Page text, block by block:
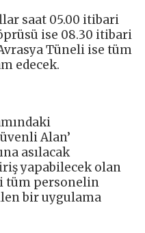
saat 05.00 itibari
ise 08.30 itibari
Tüneli ise tüm
edecek.
Alan’
asılacak
yapabilecek olan
tüm personelin
bir uygulama